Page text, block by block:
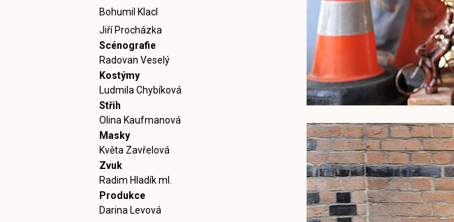
Bohumil Klacl
Jiří Procházka
Scénografie
Radovan Veselý
Kostýmy
Ludmila Chybíková
Střih
Olina Kaufmanová
Masky
Květa Zavřelová
Zvuk
Radim Hladík ml.
Produkce
Darina Levová